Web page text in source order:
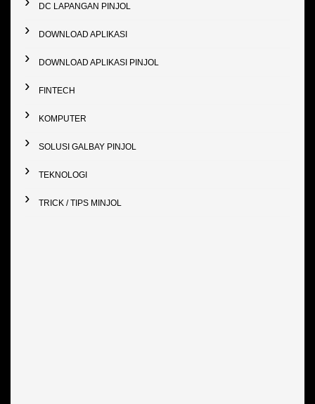
DC LAPANGAN PINJOL
DOWNLOAD APLIKASI
DOWNLOAD APLIKASI PINJOL
FINTECH
KOMPUTER
SOLUSI GALBAY PINJOL
TEKNOLOGI
TRICK / TIPS MINJOL